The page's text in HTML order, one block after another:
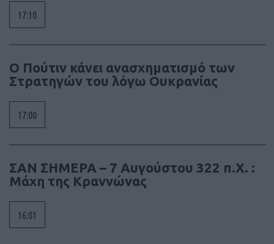
17:10
Ο Πούτιν κάνει ανασχηματισμό των
Στρατηγών του λόγω Ουκρανίας
17:00
ΣΑΝ ΣΗΜΕΡΑ – 7 Αυγούστου 322 π.Χ. :
Μάχη της Κραννώνας
16:01